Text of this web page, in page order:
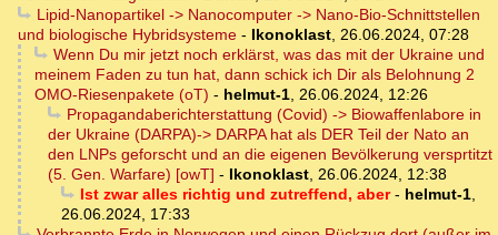
Lipid-Nanopartikel -> Nanocomputer -> Nano-Bio-Schnittstellen
und biologische Hybridsysteme - Ikonoklast, 26.06.2024, 07:28
Wenn Du mir jetzt noch erklärst, was das mit der Ukraine und
meinem Faden zu tun hat, dann schick ich Dir als Belohnung 2
OMO-Riesenpakete (oT) - helmut-1, 26.06.2024, 12:26
Propagandaberichterstattung (Covid) -> Biowaffenlabore in
der Ukraine (DARPA)-> DARPA hat als DER Teil der Nato an
den LNPs geforscht und an die eigenen Bevölkerung versprtitzt
(5. Gen. Warfare) [owT] - Ikonoklast, 26.06.2024, 12:38
Ist zwar alles richtig und zutreffend, aber- helmut-1,
26.06.2024, 17:33